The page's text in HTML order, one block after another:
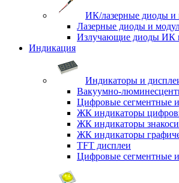
ИК/лазерные диоды и
Лазерные диоды и
Излучающие диоды ИК
Индикация
Индикаторы и
Вакуумно-
Цифровые сегментные
ЖК индикаторы
ЖК индикаторы
ЖК индикаторы
TFT дисплеи
Цифровые сегментные